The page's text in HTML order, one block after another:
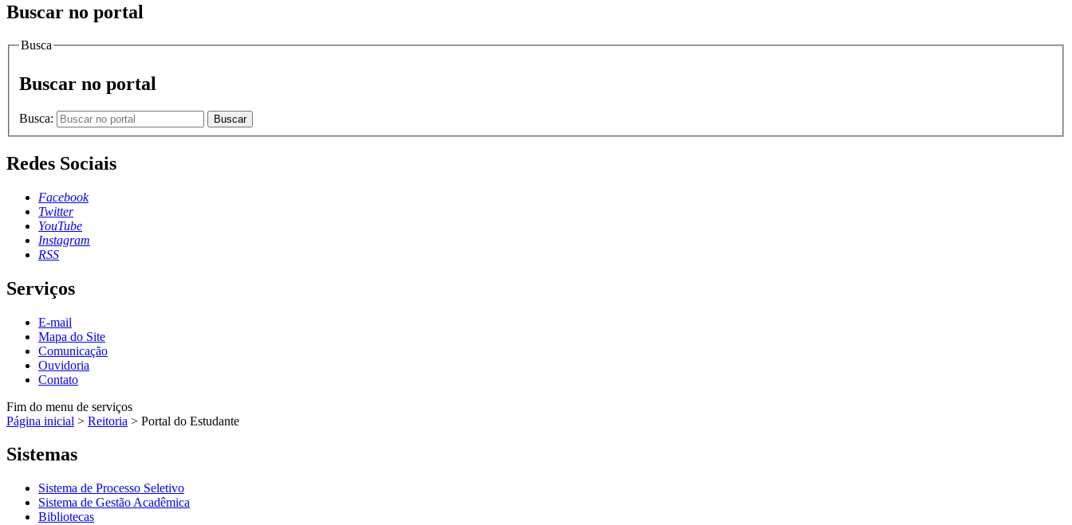
Buscar no portal
Busca
Buscar no portal
Busca: Buscar
Redes Sociais
Facebook
Twitter
YouTube
Instagram
RSS
Serviços
E-mail
Mapa do Site
Comunicação
Ouvidoria
Contato
Fim do menu de serviços
Página inicial > Reitoria > Portal do Estudante
Sistemas
Sistema de Processo Seletivo
Sistema de Gestão Acadêmica
Bibliotecas